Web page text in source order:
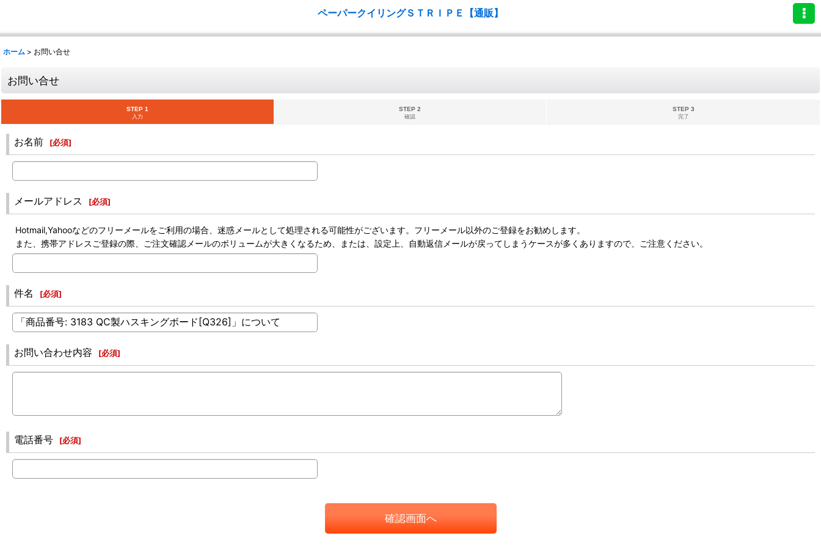
ペーパークイリングＳＴＲＩＰＥ【通販】
ホーム > お問い合せ
お問い合せ
STEP 1
入力
STEP 2
確認
STEP 3
完了
お名前 [必須]
メールアドレス [必須]
Hotmail,Yahooなどのフリーメールをご利用の場合、迷惑メールとして処理される可能性がございます。フリーメール以外のご登録をお勧めします。
また、携帯アドレスご登録の際、ご注文確認メールのボリュームが大きくなるため、または、設定上、自動返信メールが戻ってしまうケースが多くありますので、ご注意ください。
件名 [必須]
お問い合わせ内容 [必須]
電話番号 [必須]
確認画面へ